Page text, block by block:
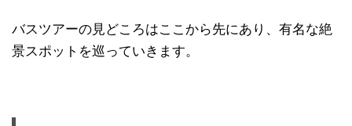
バスツアーの見どころはここから先にあり、有名な絶
景スポットを巡っていきます。